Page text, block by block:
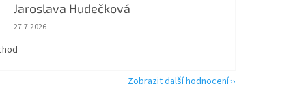
Jaroslava Hudečková
Hodnocení obchodu je 5 z 5 hvězdiček.
27.7.2026
Zobrazit další hodnocení